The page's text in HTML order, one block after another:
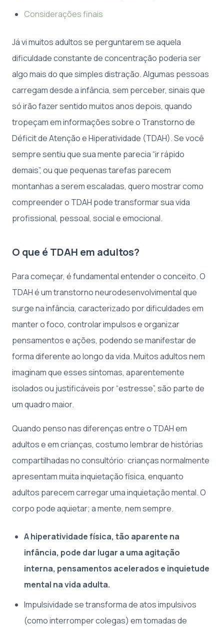
Considerações finais
Já vi muitos adultos se perguntarem se aquela
dificuldade constante de concentração poderia ser
algo mais do que simples distração. Algumas pessoas
carregam desde a infância, sem perceber, sinais que
só irão fazer sentido muitos anos depois, quando
tropeçam em informações sobre o Transtorno de
Déficit de Atenção e Hiperatividade (TDAH). Se você
sempre sentiu que sua mente parecia “ir rápido
demais”, ou que pequenas tarefas parecem
montanhas a serem escaladas, quero mostrar como
compreender o TDAH pode transformar sua vida
profissional, pessoal, social e emocional.
O que é TDAH em adultos?
Para começar, é fundamental entender o conceito. O
TDAH é um transtorno neurodesenvolvimental que
surge na infância, caracterizado por dificuldades em
manter o foco, controlar impulsos e organizar
pensamentos e ações, podendo se manifestar de
forma diferente ao longo da vida. Muitos adultos nem
imaginam que esses sintomas, aparentemente
isolados ou justificáveis por “estresse”, são parte de
um quadro maior.
Quando penso nas diferenças entre o TDAH em
adultos e em crianças, costumo lembrar de histórias
compartilhadas no consultório: crianças normalmente
apresentam muita inquietação física, enquanto
adultos parecem carregar uma inquietação mental. O
corpo pode aquietar; a mente, nem sempre.
A hiperatividade física, tão aparente na
infância, pode dar lugar a uma agitação
interna, pensamentos acelerados e inquietude
mental na vida adulta.
Impulsividade se transforma de atos impulsivos
(como interromper colegas) em tomadas de